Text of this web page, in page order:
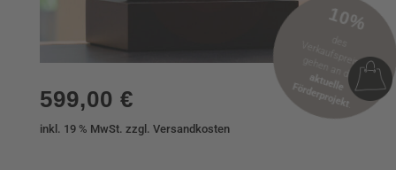
599,00 €
inkl. 19 % MwSt. zzgl. Versandkosten
10%
des V
gehen an das
aktuelle Förderprojekt
.